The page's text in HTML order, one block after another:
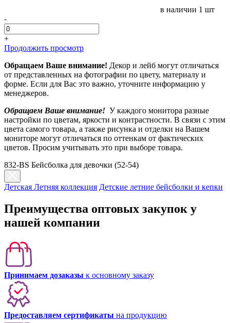
в наличии 1 шт
-
+
Продолжить просмотр
Обращаем Ваше внимание! Декор и лейб могут отличаться
от представленных на фотографии по цвету, материалу и
форме. Если для Вас это важно, уточните информацию у
менеджеров.
Обращаем Ваше внимание! У каждого монитора разные
настройки по цветам, яркости и контрастности. В связи с этим
цвета самого товара, а также рисунка и отделки на Вашем
мониторе могут отличаться по оттенкам от фактических
цветов. Просим учитывать это при выборе товара.
832-BS Бейсболка для девочки (52-54)
Детская Летняя коллекция Детские летние бейсболки и кепки
Преимущества оптовых закупок у
нашей компании
Принимаем дозаказы к основному заказу
Предоставляем сертификаты на продукцию